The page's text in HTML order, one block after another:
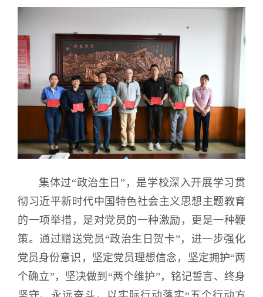
集体过“政治生日”，是学校深入开展学习贯
彻习近平新时代中国特色社会主义思想主题教育
的一项举措，是对党员的一种激励，更是一种鞭
策。通过赠送党员“政治生日贺卡”，进一步强化
党员身份意识，坚定党员理想信念，坚定拥护“两
个确立”，坚决做到“两个维护”，铭记誓言、终身